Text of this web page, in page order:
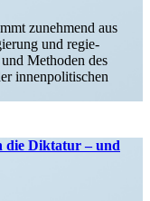
zunehmend aus
und regie­
Methoden des
innen­po­li­ti­schen
die Diktatur – und